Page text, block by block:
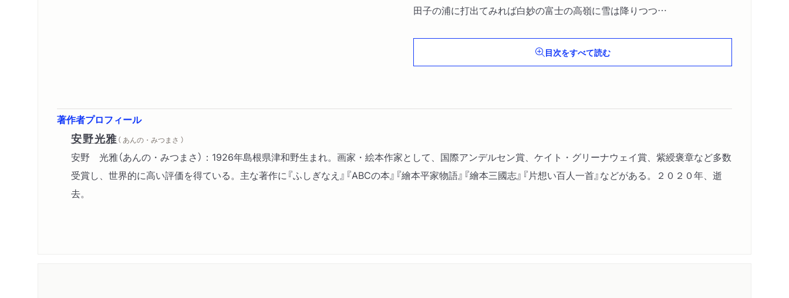
田子の浦に打出てみれば白妙の富士の高嶺に雪は降りつつ
奥山に紅葉ふみわけ鳴く鹿の声きく時ぞ秋は悲しき〔ほか〕
目次をすべて読む
著作者プロフィール
安野光雅（ あんの・みつまさ ）
安野 光雅（あんの・みつまさ）：1926年島根県津和野生まれ。画家・絵本作家として、国際アンデルセン賞、ケイト・グリーナウェイ賞、紫綬褒章など多数
受賞し、世界的に高い評価を得ている。主な著作に『ふしぎなえ』『ABCの本』『繪本平家物語』『繪本三國志』『片想い百人一首』などがある。２０２０年、逝
去。